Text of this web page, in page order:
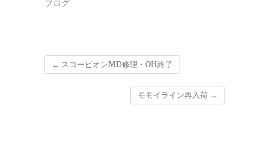
ブログ
← スコーピオンMD修理・OH終了
モモイライン再入荷 →